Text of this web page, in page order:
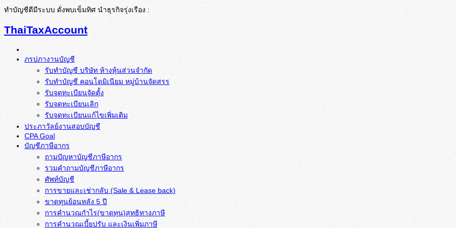
ทำบัญชีดีมีระบบ ดั่งพบเข็มทิศ นำธุรกิจรุ่งเรือง :
ThaiTaxAccount
ภรปภางานบัญชี
รับทำบัญชี บริษัท ห้างหุ้นส่วนจำกัด
รับทำบัญชี คอนโดมิเนียม หมู่บ้านจัดสรร
รับจดทะเบียนจัดตั้ง
รับจดทะเบียนเลิก
รับจดทะเบียนแก้ไขเพิ่มเติม
ประภาวัลย์งานสอบบัญชี
CPA Goal
บัญชีภาษีอากร
ถามปัญหาบัญชีภาษีอากร
รวมคำถามบัญชีภาษีอากร
ศัพท์บัญชี
การขายและเช่ากลับ (Sale & Lease back)
ขาดทุนย้อนหลัง 5 ปี
การคำนวณกำไร(ขาดทุน)สุทธิทางภาษี
การคำนวณเบี้ยปรับ และเงินเพิ่มภาษี